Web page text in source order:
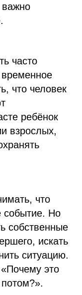
важно
часто
временное
что человек
ребёнок
взрослых,
что
событие. Но
собственные
искать
ситуацию.
это